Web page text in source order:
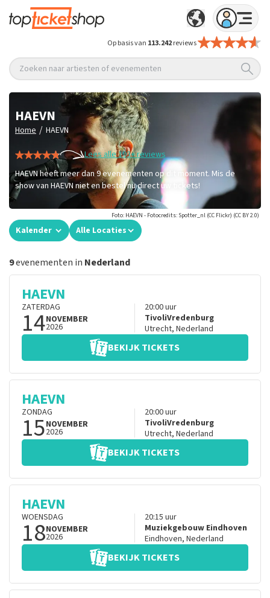
Op basis van 113.242reviews
Zoeken naar artiesten of evenementen
HAEVN
Home / HAEVN
Lees alle 193+ reviews
HAEVN heeft meer dan 9 evenementen op dit moment. Mis de
show van HAEVN niet en bestel nu direct uw tickets!
Foto: HAEVN - Fotocredits: Spotter_nl (CC Flickr) (CC BY 2.0)
Kalender Alle Locaties
9evenementen in Nederland
HAEVN
ZATERDAG
14NOVEMBER
2026
20:00uur
TivoliVredenburg
Utrecht, Nederland
BEKIJK TICKETS
HAEVN
ZONDAG
15NOVEMBER
2026
20:00uur
TivoliVredenburg
Utrecht, Nederland
BEKIJK TICKETS
HAEVN
WOENSDAG
18NOVEMBER
2026
20:15 uur
Muziekgebouw Eindhoven
Eindhoven, Nederland
BEKIJK TICKETS